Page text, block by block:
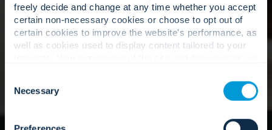
freely decide and change at any time whether you accept
certain non-necessary cookies or choose to opt out of
certain cookies to improve the website's performance, as
well as cookies used to display content tailored to your
cookies. Click "Show details" below for more information
about who we share your information with.
Selection
Necessary
Especialistas dedicados que brindan soporte
constante y de alta calidad, respaldado por una
profunda experiencia técnica.